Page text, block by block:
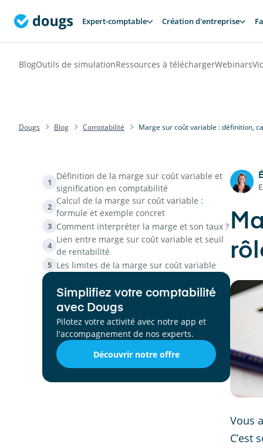
Expert-comptable Création d'entreprise
BlogOutils de simulationRessources à téléchargerWebinars
Dougs Blog Comptabilité Marge sur coût variable : définition,
1
Définition de la marge sur coût variable et
signification en comptabilité
2
Calcul de la marge sur coût variable :
formule et exemple concret
3 Comment interpréter la marge et son taux ?
4
Lien entre marge sur coût variable et seuil
de rentabilité
5 Les limites de la marge sur coût variable
Simplifiez votre comptabilité
avec Dougs
Pilotez votre activité avec notre app et
l'accompagnement de nos experts.
Découvrir notre offre
Vous
C’est